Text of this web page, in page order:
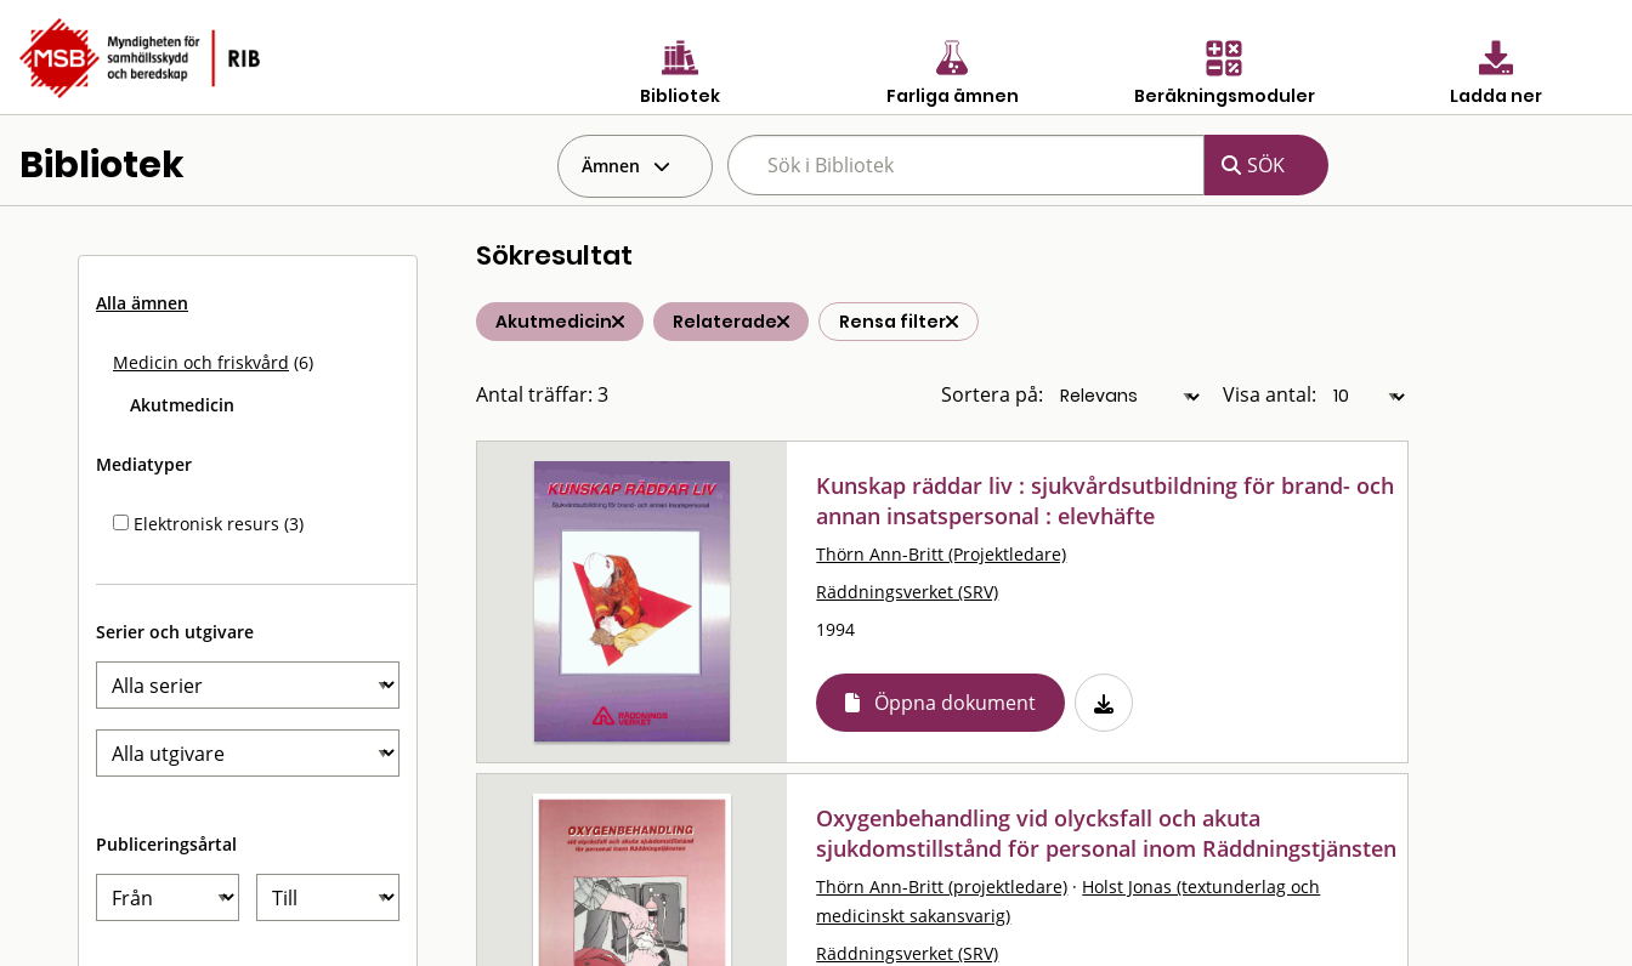
Bibliotek Farliga ämnen Beräkningsmoduler Ladda ner
Bibliotek Ämnen
Alla ämnen
Medicin och friskvård (6)
Akutmedicin
Mediatyper
Elektronisk resurs (3)
Serier och utgivare
Publiceringsårtal
Sökresultat
Akutmedicin Relaterade Rensa filter
Antal träffar: 3 Sortera på: Visa antal:
Kunskap räddar liv : sjukvårdsutbildning för brand- och
annan insatspersonal : elevhäfte
Thörn Ann-Britt (Projektledare)
Räddningsverket (SRV)
1994
Öppna dokument
Oxygenbehandling vid olycksfall och akuta
sjukdomstillstånd för personal inom Räddningstjänsten
Thörn Ann-Britt (projektledare) · Holst Jonas (textunderlag och
medicinskt sakansvarig)
Räddningsverket (SRV)